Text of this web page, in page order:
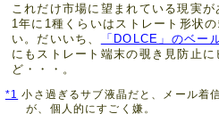
これだけ市場に望まれている現実
1年に1種くらいはストレート形状
い。だいいち、
「DOLCE」のベー
にもストレート端末の覗き見防止
ど・・・。
*1
小さ過ぎるサブ液晶だと、メール着
が、個人的にすごく嫌。